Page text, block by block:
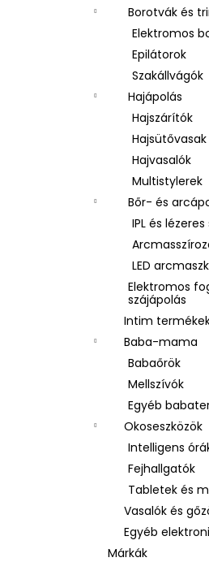
Borotvák és
Elektromos
Epilátorok
Szakállvágók
Hajápolás
Hajszárítók
Hajsütővasak
Hajvasalók
Multistylerek
Bőr- és
IPL és
LED
Elektromos
szájápolás
Intim
Baba-mama
Babaőrök
Mellszívók
Egyéb
Okoseszközök
Intelligens
Fejhallgatók
Tabletek és
Vasalók és
Egyéb
Márkák